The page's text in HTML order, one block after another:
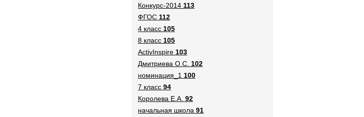
Конкурс-2014 113
ФГОС 112
4 класс 105
8 класс 105
ActivInspire 103
Дмитриева О.С. 102
номинация_1 100
7 класс 94
Королева Е.А. 92
начальная школа 91